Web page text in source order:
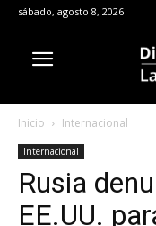
sábado, agosto 8, 2026
Inicio Internacional
Internacional
Rusia
EE.UU.